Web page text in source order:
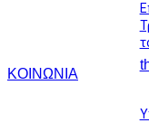
ΚΟΙΝΩΝΙΑ